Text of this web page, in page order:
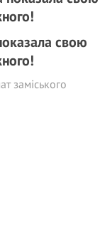
свою
заміського